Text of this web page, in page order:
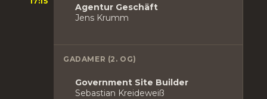
Agentur Geschäft
Jens Krumm
GADAMER (2. OG)
Government Site Builder
Sebastian Kreideweiß